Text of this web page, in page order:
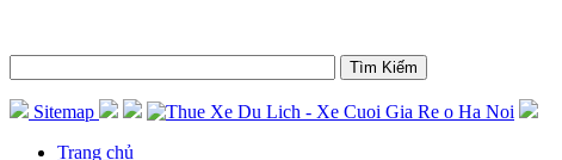
Sitemap
Trang chủ